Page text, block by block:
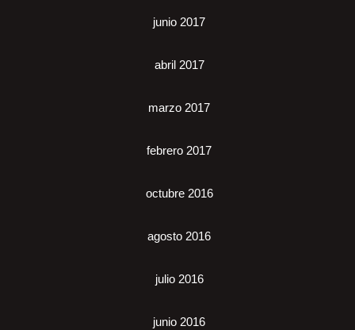
junio 2017
abril 2017
marzo 2017
febrero 2017
octubre 2016
agosto 2016
julio 2016
junio 2016